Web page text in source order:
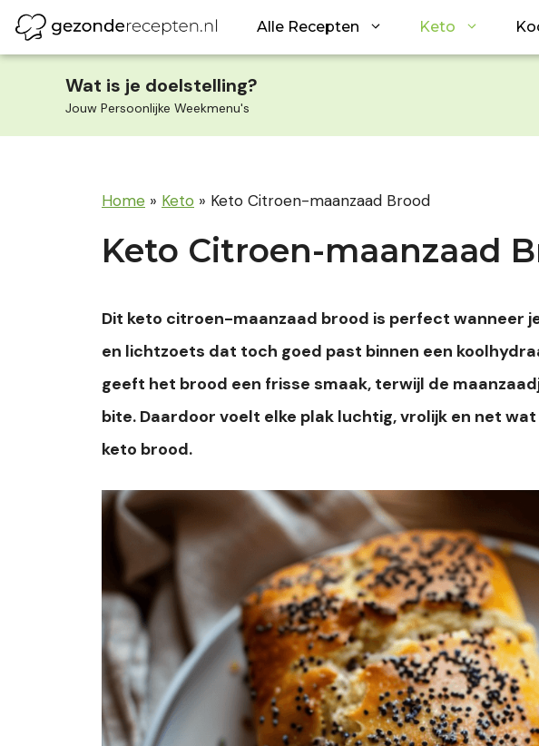
naar
de
Alle Recepten Keto
Wat is je doelstelling?
Jouw Persoonlijke Weekmenu's
Home » Keto » Keto Citroen-maanzaad Brood
Keto Citroen-maanzaad
Dit keto citroen-maanzaad brood is perfect wanneer
en lichtzoets dat toch goed past binnen een
geeft het brood een frisse smaak, terwijl de
bite. Daardoor voelt elke plak luchtig, vrolijk en net
keto brood.